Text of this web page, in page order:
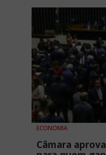
ECONOMIA
Câmara